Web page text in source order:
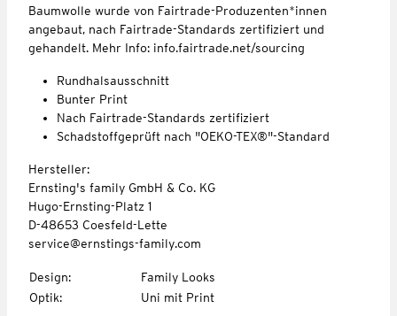
Baumwolle wurde von Fairtrade-Produzenten*innen
angebaut, nach Fairtrade-Standards zertifiziert und
gehandelt. Mehr Info: info.fairtrade.net/sourcing
Rundhalsausschnitt
Bunter Print
Nach Fairtrade-Standards zertifiziert
Schadstoffgeprüft nach "OEKO-TEX®"-Standard
Hersteller:
Ernsting's family GmbH & Co. KG
Hugo-Ernsting-Platz 1
D-48653 Coesfeld-Lette
service@ernstings-family.com
Design:
Family Looks
Optik: Uni mit Print